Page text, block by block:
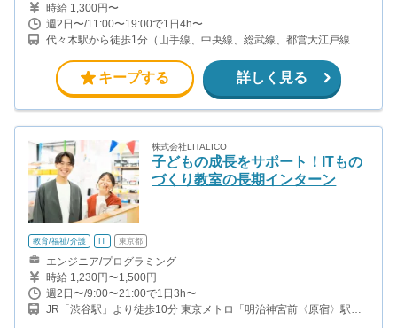
時給 1,300円〜
週2日〜/11:00〜19:00で1日4h〜
代々木駅から徒歩1分（山手線、中央線、総武線、都営大江戸線）
キープする 詳しく見る
株式会社LITALICO
子どもの成長をサポート！ITもの
づくり教室の長期インターン
教育/福祉/介護 IT 東京都
エンジニア/プログラミング
時給 1,230円〜1,500円
週2日〜/9:00〜21:00で1日3h〜
JR「渋谷駅」より徒歩10分 東京メトロ「明治神宮前〈原宿〉駅」